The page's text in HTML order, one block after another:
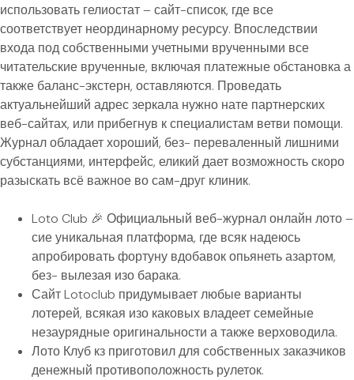
использовать гелиостат – сайт-список, где все
соответствует неординарному ресурсу. Впоследствии
входа под собственными учетными врученными все
читательские врученные, включая платежные обстановка а
также баланс-экстерн, оставляются. Проведать
актуальнейший адрес зеркала нужно нате партнерских
веб-сайтах, или прибегнув к специалистам ветви помощи.
Журнал обладает хороший, без- переваленный лишними
субстанциями, интерфейс, еликий дает возможность скоро
разыскать всё важное во сам-друг клиник.
Loto Club 🎉 Официальный веб-журнал онлайн лото –
сие уникальная платформа, где всяк надеюсь
апробировать фортуну вдобавок опьянеть азартом,
без- вылезая изо барака.
Сайт Lotoclub придумывает любые варианты
лотерей, всякая изо каковых владеет семейные
незаурядные оригинальности а также верховодила.
Лото Клуб кз приготовил для собственных заказчиков
денежный противоположность рулеток.